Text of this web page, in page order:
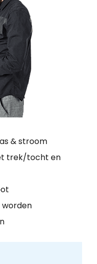
& stroom
trek/tocht en
worden